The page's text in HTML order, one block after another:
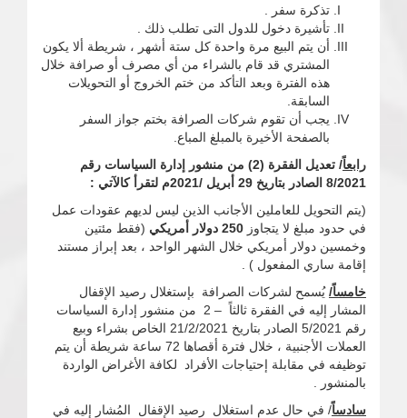
تذكرة سفر .
تأشيرة دخول للدول التى تطلب ذلك .
أن يتم البيع مرة واحدة كل ستة أشهر ، شريطة ألا يكون
المشتري قد قام بالشراء من أي مصرف أو صرافة خلال
هذه الفترة وبعد التأكد من ختم الخروج أو التحويلات
السابقة.
يجب أن تقوم شركات الصرافة بختم جواز السفر
بالصفحة الأخيرة بالمبلغ المباع.
رابعاً
/ تعديل الفقرة (2) من منشور إدارة السياسات رقم
8/2021 الصادر بتاريخ 29 أبريل /2021م لتقرأ كالآتي :
(يتم التحويل للعاملين الأجانب الذين ليس لديهم عقودات عمل
في حدود مبلغ لا يتجاوز
(فقط مئتين
وخمسين دولار أمريكي خلال الشهر الواحد ، بعد إبراز مستند
إقامة ساري المفعول ) .
خامساً/يُسمح لشركات الصرافة بإستغلال رصيد الإقفال
المشار إليه في الفقرة ثالثاً – 2 من منشور إدارة السياسات
رقم 5/2021 الصادر بتاريخ 21/2/2021 الخاص بشراء وبيع
العملات الأجنبية ، خلال فترة أقصاها 72 ساعة شريطة أن يتم
توظيفه في مقابلة إحتياجات الأفراد لكافة الأغراض الواردة
بالمنشور .
سادساً/ في حال عدم استغلال رصيد الإقفال المُشار إليه في